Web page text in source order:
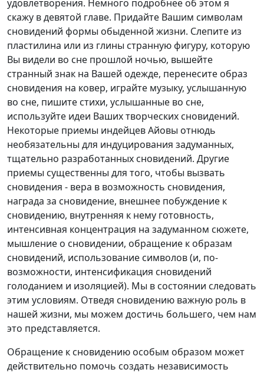
удовлетворения. Немного подробнее об этом я
скажу в девятой главе. Придайте Вашим символам
сновидений формы обыденной жизни. Слепите из
пластилина или из глины странную фигуру, которую
Вы видели во сне прошлой ночью, вышейте
странный знак на Вашей одежде, перенесите образ
сновидения на ковер, играйте музыку, услышанную
во сне, пишите стихи, услышанные во сне,
используйте идеи Ваших творческих сновидений.
Некоторые приемы индейцев Айовы отнюдь
необязательны для индуцирования задуманных,
тщательно разработанных сновидений. Другие
приемы существенны для того, чтобы вызвать
сновидения - вера в возможность сновидения,
награда за сновидение, внешнее побуждение к
сновидению, внутренняя к нему готовность,
интенсивная концентрация на задуманном сюжете,
мышление о сновидении, обращение к образам
сновидений, использование символов (и, по-
возможности, интенсификация сновидений
голоданием и изоляцией). Мы в состоянии следовать
этим условиям. Отведя сновидению важную роль в
нашей жизни, мы можем достичь большего, чем нам
это представляется.
Обращение к сновидению особым образом может
действительно помочь создать независимость